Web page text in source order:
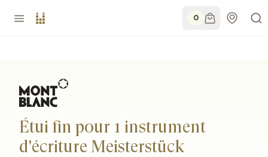
0
Étui fin pour 1 instrument
d'écriture Meisterstück